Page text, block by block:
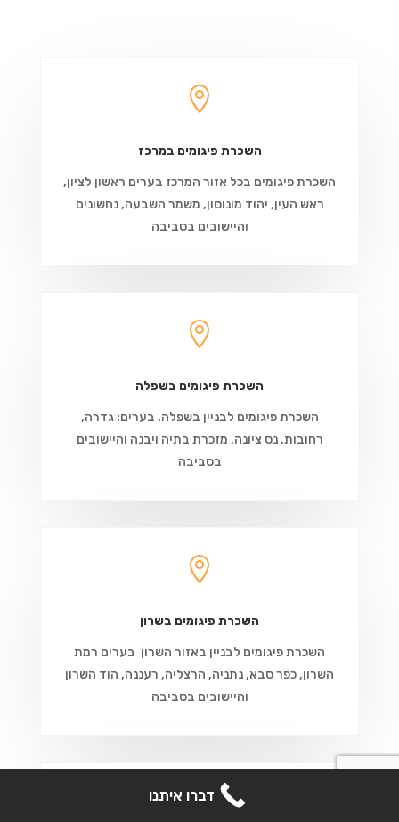

השכרת פיגומים במרכז
השכרת פיגומים בכל אזור המרכז בערים ראשון לציון,
ראש העין, יהוד מונוסון, משמר השבעה, נחשונים
והיישובים בסביבה

השכרת פיגומים בשפלה
השכרת פיגומים לבניין בשפלה. בערים: גדרה,
רחובות, נס ציונה, מזכרת בתיה ויבנה והיישובים
בסביבה

השכרת פיגומים בשרון
השכרת פיגומים לבניין באזור השרון בערים רמת
השרון, כפר סבא, נתניה, הרצליה, רעננה, הוד השרון
והיישובים בסביבה

דברו איתנו